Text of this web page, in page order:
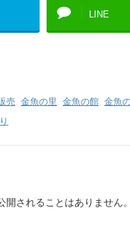
LINE
売, 金魚の里, 金魚の館, 金魚
開されることはありません。